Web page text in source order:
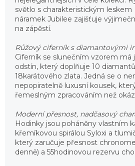
světlo s charakteristickým leskem
náramek Jubilee zajišťuje
na zápěstí.
Růžový ciferník s diamantovými
Ciferník se slunečním vzorem má
odstín, který doplňuje 10
18karátového zlata. Jedná se o
nepopiratelně luxusní kousek,
řemeslným zpracováním než
Moderní přesnost, nadčasový
Hodinky jsou poháněny vlastním
křemíkovou spirálou Syloxi a
který zaručuje přesnost
denně) a 55hodinovou rezervu